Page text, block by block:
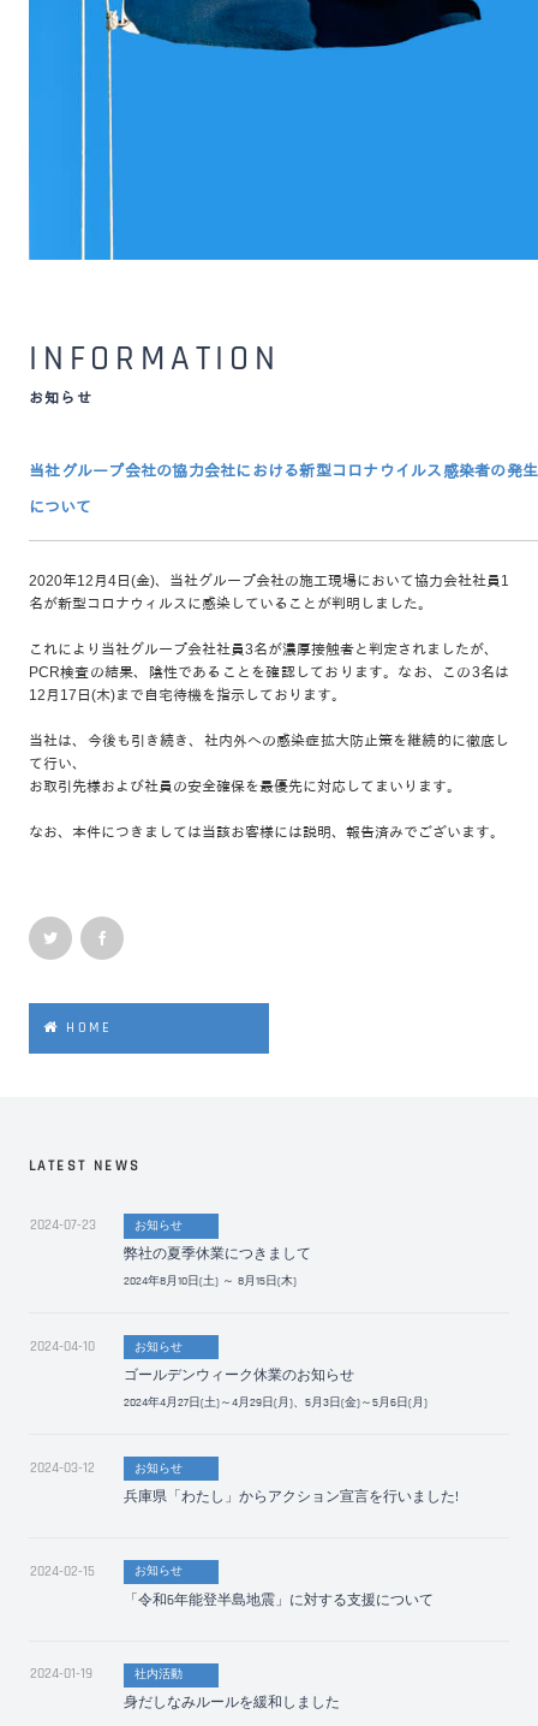
INFORMATION
お知らせ
当社グループ会社の協力会社における新型コロナウイルス感染者の発生
について
2020年12月4日(金)、当社グループ会社の施工現場において協力会社社員1
名が新型コロナウィルスに感染していることが判明しました。
これにより当社グループ会社社員3名が濃厚接触者と判定されましたが、
PCR検査の結果、陰性であることを確認しております。なお、この3名は
12月17日(木)まで自宅待機を指示しております。
当社は、今後も引き続き、社内外への感染症拡大防止策を継続的に徹底し
て行い、
お取引先様および社員の安全確保を最優先に対応してまいります。
なお、本件につきましては当該お客様には説明、報告済みでございます。
HOME
LATEST NEWS
2024-07-23 お知らせ
弊社の夏季休業につきまして
2024年8月10日(土) ～ 8月15日(木)
2024-04-10 お知らせ
ゴールデンウィーク休業のお知らせ
2024年4月27日(土)～4月29日(月)、5月3日(金)～5月6日(月)
2024-03-12 お知らせ
兵庫県「わたし」からアクション宣言を行いました!
2024-02-15 お知らせ
「令和6年能登半島地震」に対する支援について
2024-01-19 社内活動
身だしなみルールを緩和しました